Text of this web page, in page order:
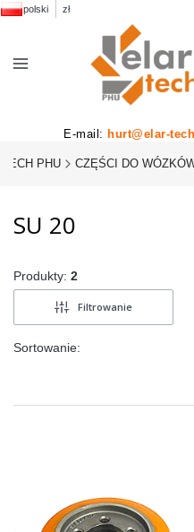
polski zł
E-mail: hurt@elar-
PHU CZĘŚCI DO
SU 20
Produkty: 2
Filtrowanie
Sortowanie: